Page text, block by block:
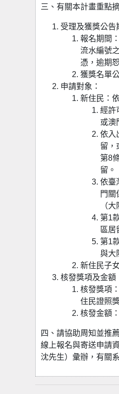
三、有關本計畫重點
受理及獲獎公告
報名期間
流水編號
憑，逾期
獲獎名單
申請對象：
新住民：
經許
或澳
依入
留，
第8
留。
依臺
門關
（
第1
區居
第1
與大
新住民子
核發獎項及金額
核發獎項
住民證照
核發金額
四、請協助周知並推
線上報名與寄送申請
沈先生）彙辦，有關